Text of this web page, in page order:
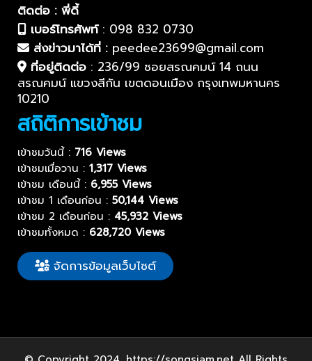
ติดต่อ : พี่ดี้
เบอร์โทรศัพท์: 098 832 0730
ส่งข่าวมาได้ที่ : peedee23699@gmail.com
ที่อยู่ติดต่อ : 236/99 ซอยสรณคมน์ 14 ถนน
สรณคมน์ แขวงสีกัน เขตดอนเมือง กรุงเทพมหานคร
10210
สถิติการเข้าชม
เข้าชมวันนี้ : 716 Views
เข้าชมเมื่อวาน : 1,317 Views
เข้าชม เดือนนี้ : 6,955 Views
เข้าชม 1 เดือนก่อน : 50,144 Views
เข้าชม 2 เดือนก่อน : 45,932 Views
เข้าชมทั้งหมด : 628,720 Views
จัดการข้อมูลเว็บไซต์